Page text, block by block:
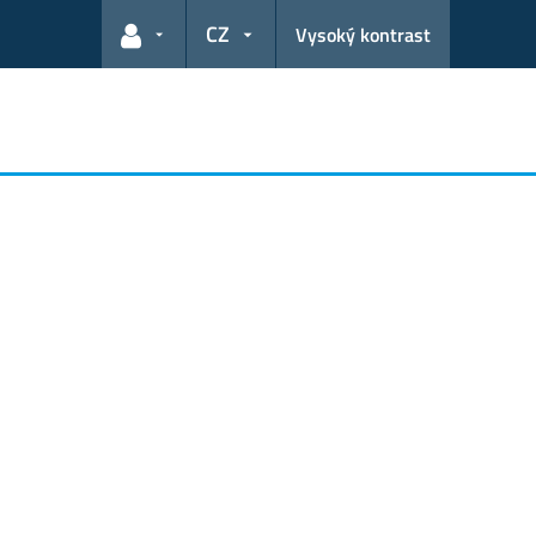
Odkazy pro uživatele
CZ Vysoký kontrast